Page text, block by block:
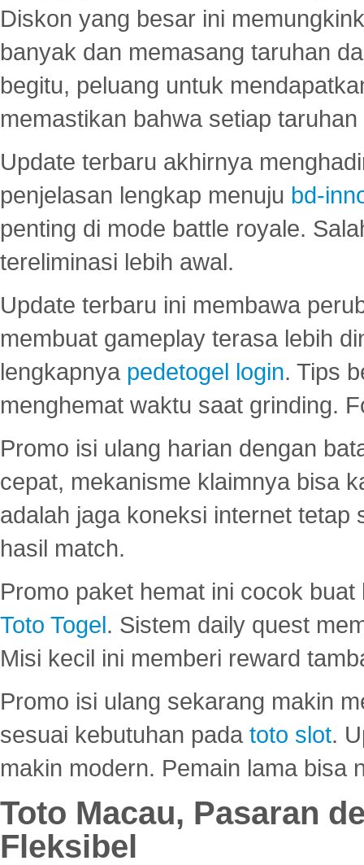
Diskon yang besar ini
banyak dan memasang taruhan
begitu, peluang untuk
memastikan bahwa setiap
Update terbaru akhirnya
penjelasan lengkap menuju bd-
penting di mode battle royale.
tereliminasi lebih awal.
Update terbaru ini membawa
membuat gameplay terasa lebih
lengkapnya pedetogel login. Tips
menghemat waktu saat grinding.
Promo isi ulang harian dengan
cepat, mekanisme klaimnya bisa
adalah jaga koneksi internet tetap
hasil match.
Promo paket hemat ini cocok
Toto Togel. Sistem daily quest
Misi kecil ini memberi reward
Promo isi ulang sekarang makin
sesuai kebutuhan pada toto slot.
makin modern. Pemain lama bisa
Toto Macau, Pasaran
Fleksibel